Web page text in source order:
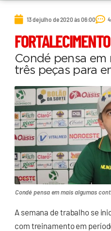
13 de julho de 2020 às 06:00
FORTALECIMENTO
Condé pensa em
três peças para
Condé pensa em mais algumas
A semana de trabalho se
com treinamento em